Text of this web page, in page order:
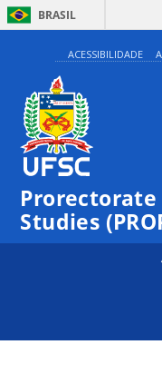
BRASIL
ACESSIBILIDADE
Studies